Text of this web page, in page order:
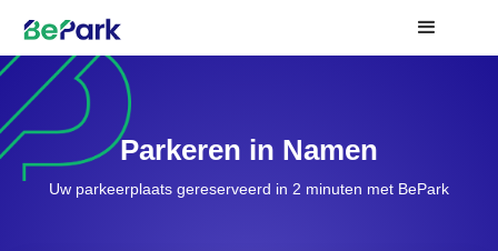
Parkeren in Namen
Uw parkeerplaats gereserveerd in 2 minuten met BePark